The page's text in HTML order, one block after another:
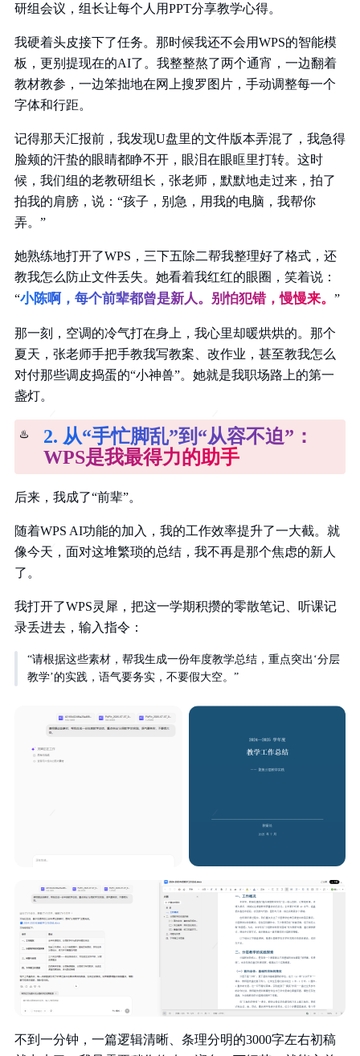
研组会议，组长让每个人用PPT分享教学心得。
我硬着头皮接下了任务。那时候我还不会用WPS的智能模
板，更别提现在的AI了。我整整熬了两个通宵，一边翻着
教材教参，一边笨拙地在网上搜罗图片，手动调整每一个
字体和行距。
记得那天汇报前，我发现U盘里的文件版本弄混了，我急得
脸颊的汗蛰的眼睛都睁不开，眼泪在眼眶里打转。这时
候，我们组的老教研组长，张老师，默默地走过来，拍了
拍我的肩膀，说：“孩子，别急，用我的电脑，我帮你
弄。”
她熟练地打开了WPS，三下五除二帮我整理好了格式，还
教我怎么防止文件丢失。她看着我红红的眼圈，笑着说：
“小陈啊，每个前辈都曾是新人。别怕犯错，慢慢来。 ”
那一刻，空调的冷气打在身上，我心里却暖烘烘的。那个
夏天，张老师手把手教我写教案、改作业，甚至教我怎么
对付那些调皮捣蛋的“小神兽”。她就是我职场路上的第一
盏灯。
♨️
2. 从“手忙脚乱”到“从容不迫”：
WPS是我最得力的助手
后来，我成了“前辈”。
随着WPS AI功能的加入，我的工作效率提升了一大截。就
像今天，面对这堆繁琐的总结，我不再是那个焦虑的新人
了。
我打开了WPS灵犀，把这一学期积攒的零散笔记、听课记
录丢进去，输入指令：
“请根据这些素材，帮我生成一份年度教学总结，重点突出‘分层
教学’的实践，语气要务实，不要假大空。”
不到一分钟，一篇逻辑清晰、条理分明的3000字左右初稿